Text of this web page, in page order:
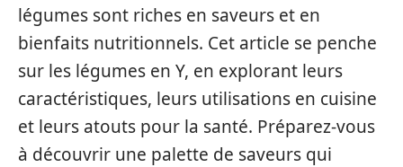
légumes sont riches en saveurs et en
bienfaits nutritionnels. Cet article se penche
sur les légumes en Y, en explorant leurs
caractéristiques, leurs utilisations en cuisine
et leurs atouts pour la santé. Préparez-vous
à découvrir une palette de saveurs qui